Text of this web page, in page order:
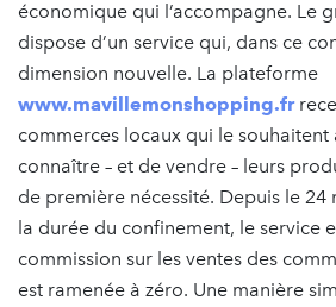
économique qui l’accompagne. Le
dispose d’un service qui, dans ce
dimension nouvelle. La plateforme
www.mavillemonshopping.fr
commerces locaux qui le souhaitent
connaître – et de vendre – leurs
de première nécessité. Depuis le
la durée du confinement, le service
commission sur les ventes des
est ramenée à zéro. Une manière